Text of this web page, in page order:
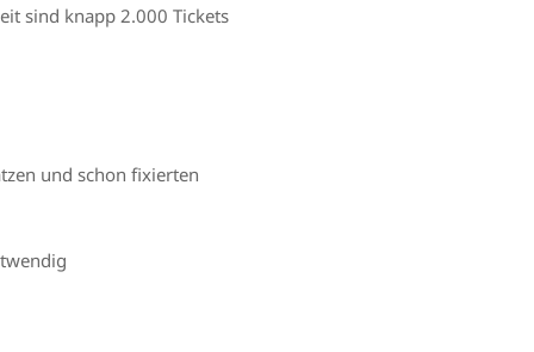
sind knapp 2.000 Tickets
und schon fixierten